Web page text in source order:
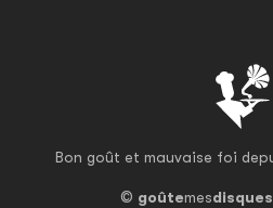
Bon goût et mauvaise foi
© goûtemesdisques